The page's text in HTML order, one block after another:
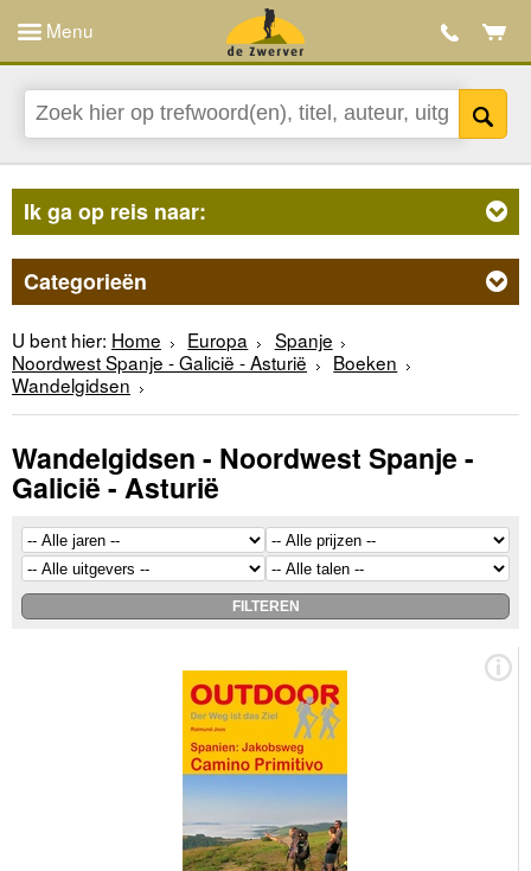
Menu
Ik ga op reis naar:
Categorieën
U bent hier: Home Europa
Spanje
Noordwest Spanje - Galicië - Asturië
Boeken
Wandelgidsen
Wandelgidsen - Noordwest Spanje -
Galicië - Asturië